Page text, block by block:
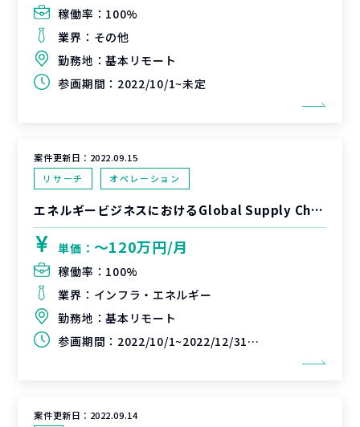
稼働率： 100%
業界： その他
勤務地：基本リモート
参画期間： 2022/10/1~未定
案件更新日： 2022.09.15
リサーチ
オペレーション
エネルギービジネスにおけるGlobal Supply Chainの生産性向上DXイニシアティブ推進支援
単価： 〜120万円/月
稼働率： 100%
業界： インフラ・エネルギー
勤務地：基本リモート
参画期間： 2022/10/1~2022/12/31(延長可能性あり)
案件更新日： 2022.09.14